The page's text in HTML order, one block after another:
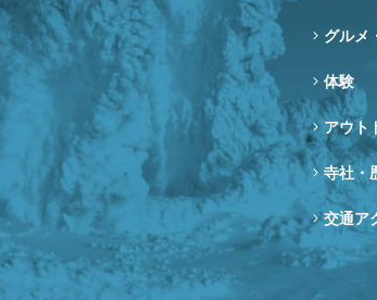
グルメ
体験
アウト
寺社・
交通ア